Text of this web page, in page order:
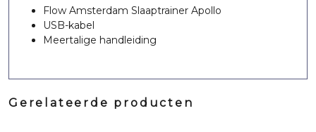
Flow Amsterdam Slaaptrainer Apollo
USB-kabel
Meertalige handleiding
Gerelateerde producten